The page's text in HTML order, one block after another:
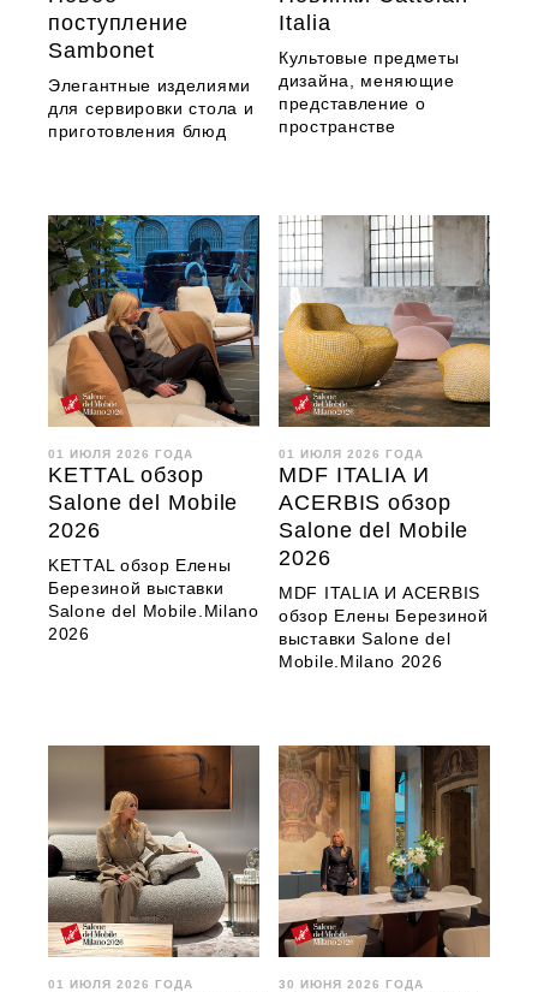
поступление
Sambonet
Элегантные изделиями
для сервировки стола и
приготовления блюд
Italia
Культовые предметы
дизайна, меняющие
представление о
пространстве
01 ИЮЛЯ 2026 ГОДА
KETTAL обзор
Salone del Mobile
2026
KETTAL обзор Елены
Березиной выставки
Salone del Mobile.Milano
2026
01 ИЮЛЯ 2026 ГОДА
MDF ITALIA И
ACERBIS обзор
Salone del Mobile
2026
MDF ITALIA И ACERBIS
обзор Елены Березиной
выставки Salone del
Mobile.Milano 2026
01 ИЮЛЯ 2026 ГОДА 30 ИЮНЯ 2026 ГОДА